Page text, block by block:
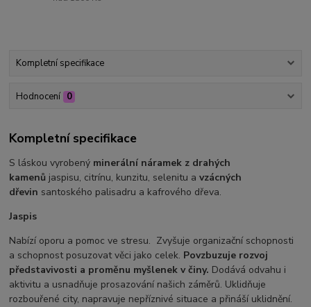
Kompletní specifikace
Hodnocení 0
Kompletní specifikace
S láskou vyrobený minerální náramek z drahých
kamenů jaspisu, citrínu, kunzitu, selenitu avzácných
dřevin santoského palisadru a kafrového dřeva.
Jaspis
Nabízí oporu a pomoc ve stresu. Zvyšuje organizační schopnosti
a schopnost posuzovat věci jako celek. Povzbuzuje rozvoj
představivosti a proměnu myšlenek v činy. Dodává odvahu i
aktivitu a usnadňuje prosazování našich záměrů. Uklidňuje
rozbouřené city, napravuje nepříznivé situace a přináší uklidnění.